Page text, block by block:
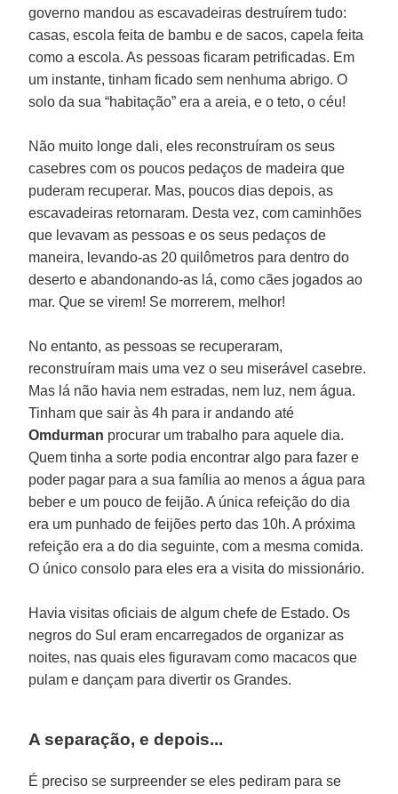
governo mandou as escavadeiras destruírem tudo:
casas, escola feita de bambu e de sacos, capela feita
como a escola. As pessoas ficaram petrificadas. Em
um instante, tinham ficado sem nenhuma abrigo. O
solo da sua “habitação” era a areia, e o teto, o céu!
Não muito longe dali, eles reconstruíram os seus
casebres com os poucos pedaços de madeira que
puderam recuperar. Mas, poucos dias depois, as
escavadeiras retornaram. Desta vez, com caminhões
que levavam as pessoas e os seus pedaços de
maneira, levando-as 20 quilômetros para dentro do
deserto e abandonando-as lá, como cães jogados ao
mar. Que se virem! Se morrerem, melhor!
No entanto, as pessoas se recuperaram,
reconstruíram mais uma vez o seu miserável casebre.
Mas lá não havia nem estradas, nem luz, nem água.
Tinham que sair às 4h para ir andando até
Omdurman procurar um trabalho para aquele dia.
Quem tinha a sorte podia encontrar algo para fazer e
poder pagar para a sua família ao menos a água para
beber e um pouco de feijão. A única refeição do dia
era um punhado de feijões perto das 10h. A próxima
refeição era a do dia seguinte, com a mesma comida.
O único consolo para eles era a visita do missionário.
Havia visitas oficiais de algum chefe de Estado. Os
negros do Sul eram encarregados de organizar as
noites, nas quais eles figuravam como macacos que
pulam e dançam para divertir os Grandes.
A separação, e depois...
É preciso se surpreender se eles pediram para se